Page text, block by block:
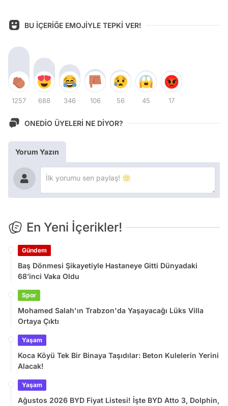
BU İÇERİĞE EMOJİYLE TEPKİ VER!
1257 688 346 106 56 45 17
ONEDİO ÜYELERİ NE DİYOR?
Yorum Yazın
En Yeni İçerikler!
Gündem
Baş Dönmesi Şikayetiyle Hastaneye Gitti Dünyadaki
68’inci Vaka Oldu
Spor
Mohamed Salah'ın Trabzon'da Yaşayacağı Lüks Villa
Ortaya Çıktı
Yaşam
Koca Köyü Tek Bir Binaya Taşıdılar: Beton Kulelerin Yerini
Alacak!
Yaşam
Ağustos 2026 BYD Fiyat Listesi! İşte BYD Atto 3, Dolphin,